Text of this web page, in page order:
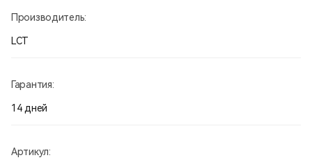
Производитель:
LCT
Гарантия:
14 дней
Артикул: